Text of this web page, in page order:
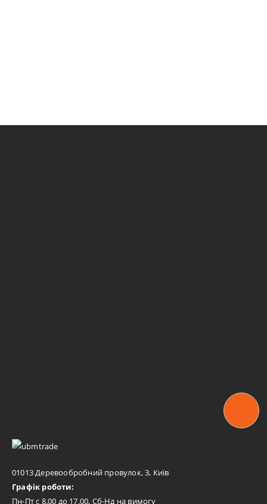
01013 Деревообробний провулок, 3, Київ
Графік роботи:
Пн-Пт с 8.00 до 17.00, Сб-Нд на вимогу